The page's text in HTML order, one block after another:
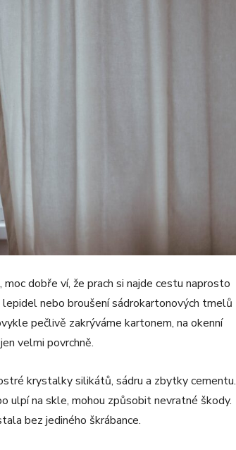
dobře ví, že prach si najde cestu naprosto
lepidel nebo broušení sádrokartonových tmelů
pečlivě zakrýváme kartonem, na okenní
velmi povrchně.
krystalky silikátů, sádru a zbytky cementu.
ulpí na skle, mohou způsobit nevratné škody.
bez jediného škrábance.